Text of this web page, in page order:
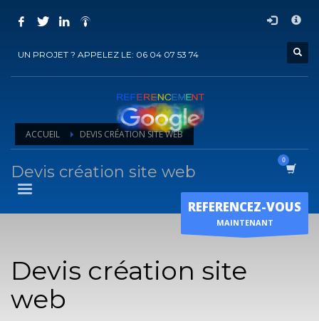
COMMENT ACHETER UN PRESTATION DE
Ajouter la prestation au panier
Vous recevrez sous 5 jours ouvrés un mail deconfirmationde
l'exécution de la prestation
Horaire d'ouverture
UN PROJET ? APPELEZ LE: 06 04 07 53 74
REFERENCEZ-VOUS
MAINTENANT
ACCUEIL DEVIS CRÉATION SITE WEB
Devis création site web
Devis création site
web